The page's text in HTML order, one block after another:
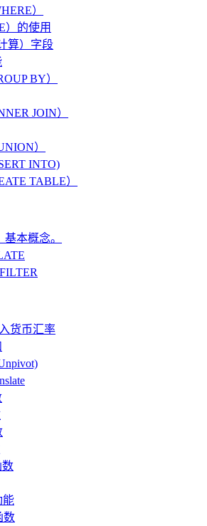
）
）的使用
算）字段
BY）
JOIN）
）
INTO)
TABLE）
本概念。
货币汇率
数
能
数